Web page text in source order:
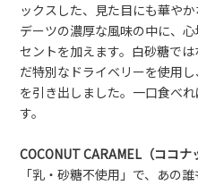
ックスした、見た目にも華や
デーツの濃厚な風味の中に、
セントを加えます。白砂糖で
だ特別なドライベリーを使用
を引き出しました。一口食べ
す。
COCONUT CARAMEL（ココナ
「乳・砂糖不使用」で、あの